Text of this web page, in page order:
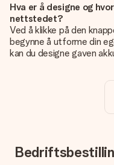
Hva er å designe og
nettstedet?
Ved å klikke på den
begynne å utforme din
kan du designe gaven
å gjøre gaven din helt unik.
Er eget design inkludert
Hvordan vet jeg om